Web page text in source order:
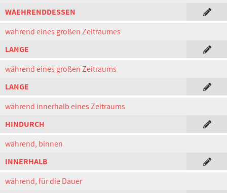
WAEHRENDDESSEN
während eines großen Zeitraumes
LANGE
während eines großen Zeitraums
LANGE
während innerhalb eines Zeitraums
HINDURCH
während, binnen
INNERHALB
während, für die Dauer